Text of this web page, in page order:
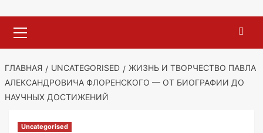
меню
ГЛАВНАЯ UNCATEGORISED
ЖИЗНЬ И ТВОРЧЕСТВО ПАВЛА
АЛЕКСАНДРОВИЧА ФЛОРЕНСКОГО — ОТ БИОГРАФИИ ДО
НАУЧНЫХ ДОСТИЖЕНИЙ
Uncategorised